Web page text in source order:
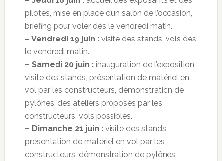
pilotes, mise en place d’un salon de l’occasion,
briefing pour voler dès le vendredi matin.
– Vendredi 19 juin :visite des stands, vols dès
le vendredi matin.
– Samedi 20 juin :inauguration de l’exposition,
visite des stands, présentation de matériel en
vol par les constructeurs, démonstration de
pylônes, des ateliers proposés par les
constructeurs, vols possibles.
– Dimanche 21 juin :visite des stands,
présentation de matériel en vol par les
constructeurs, démonstration de pylônes,